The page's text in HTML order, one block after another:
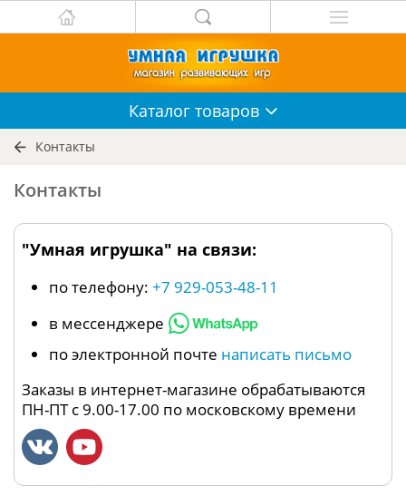
Каталог товаров
Контакты
Контакты
"Умная игрушка" на связи:
по телефону: +7 929-053-48-11
в мессенджере
по электронной почте написать письмо
Заказы в интернет-магазине обрабатываются
ПН-ПТ с 9.00-17.00 по московскому времени